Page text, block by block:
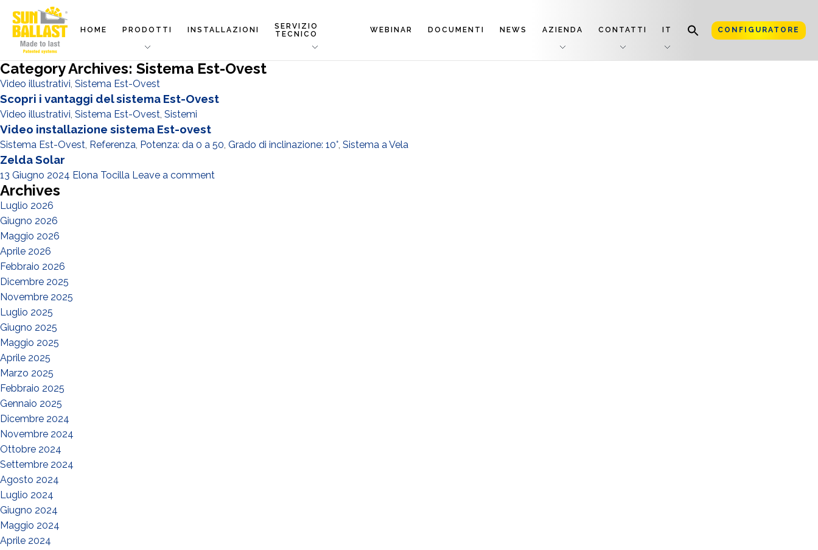
HOME PRODOTTI INSTALLAZIONI
SERVIZIO
TECNICO
WEBINAR DOCUMENTI NEWS AZIENDA CONTATTI IT CONFIGURATORE
Category Archives: Sistema Est-Ovest
Video illustrativi, Sistema Est-Ovest
Scopri i vantaggi del sistema Est-Ovest
Video illustrativi, Sistema Est-Ovest, Sistemi
Video installazione sistema Est-ovest
Sistema Est-Ovest, Referenza, Potenza: da 0 a 50, Grado di inclinazione: 10°, Sistema a Vela
Zelda Solar
13 Giugno 2024 Elona Tocilla Leave a comment
Archives
Luglio 2026
Giugno 2026
Maggio 2026
Aprile 2026
Febbraio 2026
Dicembre 2025
Novembre 2025
Luglio 2025
Giugno 2025
Maggio 2025
Aprile 2025
Marzo 2025
Febbraio 2025
Gennaio 2025
Dicembre 2024
Novembre 2024
Ottobre 2024
Settembre 2024
Agosto 2024
Luglio 2024
Giugno 2024
Maggio 2024
Aprile 2024